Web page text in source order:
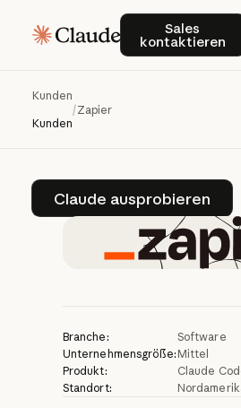
Sales
kontaktieren
Sales
Kunden
Kunden
/Zapier
Zapierbaut
Claudefor
eineKI-
Remote-
Claude ausprobieren
Claude
Branche:
Software
Unternehmensgröße: Mittel
Produkt:
Claude
Standort: